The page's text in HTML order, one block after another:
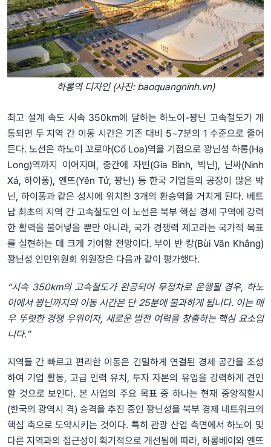
하롱역 디자인 (사진: baoquangninh.vn)
최고 설계 속도 시속 350km에 달하는 하노이-꽝닌 고속철도가 개
통되면 두 지역 간 이동 시간은 기존 대비 5~7분의 1 수준으로 줄어
든다. 노선은 하노이 꼬로아(Cổ Loa)역을 기점으로 꽝닌성 하롱(Hạ
Long)역까지 이어지며, 중간에 자빈(Gia Bình, 박닌), 닌싸(Ninh
Xá, 하이퐁), 옌뜨(Yên Tử, 꽝닌) 등 한국 기업들의 공장이 많은 박
닌, 하이퐁과 같은 성시에 위치한 3개의 환승역을 거치게 된다. 베트
남 최초의 지역 간 고속철도인 이 노선은 북부 핵심 경제 구역에 강력
한 활력을 불어넣을 뿐만 아니라, 국가 경쟁력 제고라는 국가적 목표
를 실현하는 데 크게 기여할 전망이다. 부이 반 캉(Bùi Văn Khắng)
꽝닌성 인민위원회 위원장은 다음과 같이 평가했다.
“시속 350km의 고속철도가 완공되어 무정차로 운행될 경우, 하노
이에서 꽝닌까지의 이동 시간은 단 25분에 불과하게 됩니다. 이는 매
우 뚜렷한 경쟁 우위이자, 새로운 발전 여력을 창출하는 핵심 요소입
니다.”
지역들 간 빠르고 편리한 이동은 긴밀하게 연결된 경제 공간을 조성
하여 기업 활동, 고급 인력 유치, 투자 자본의 유입을 강력하게 견인
할 것으로 보인다. 본 사업의 주요 목표 중 하나는 현재 중앙직할시
(한국의 광역시 격) 승격을 추진 중인 꽝닌성을 북부 경제 네트워크의
핵심 축으로 도약시키는 것이다. 특히 관광 산업 측면에서 하노이 및
다른 지역과의 접근성이 획기적으로 개선됨에 따라, 하롱베이와 옌뜨